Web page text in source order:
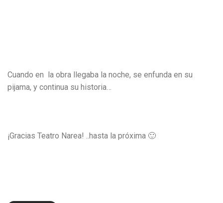
Cuando en la obra llegaba la noche, se enfunda en su
pijama, y continua su historia…
¡Gracias Teatro Narea! ..hasta la próxima 🙂